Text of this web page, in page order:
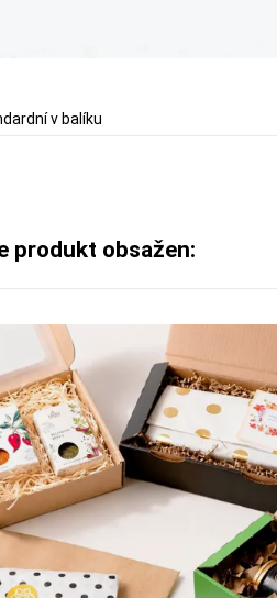
v balíku
produkt obsažen: